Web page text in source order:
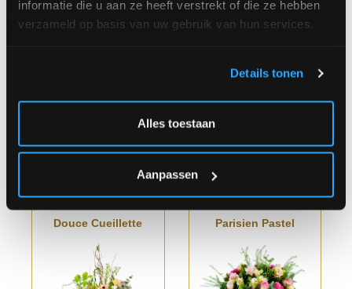
informatie die u aan ze heeft verstrekt of die ze hebben
verzameld op basis van uw gebruik van hun services.
Details tonen
Alles toestaan
Aanpassen
40.00
Douce Cueillette Parisien Pastel